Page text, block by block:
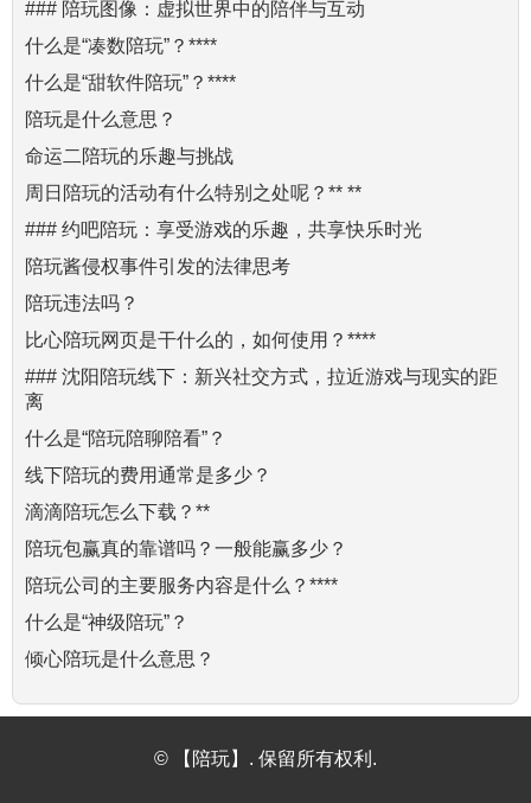
### 陪玩图像：虚拟世界中的陪伴与互动
什么是“凑数陪玩”？****
什么是“甜软件陪玩”？****
陪玩是什么意思？
命运二陪玩的乐趣与挑战
周日陪玩的活动有什么特别之处呢？** **
### 约吧陪玩：享受游戏的乐趣，共享快乐时光
陪玩酱侵权事件引发的法律思考
陪玩违法吗？
比心陪玩网页是干什么的，如何使用？****
### 沈阳陪玩线下：新兴社交方式，拉近游戏与现实的距
离
什么是“陪玩陪聊陪看”？
线下陪玩的费用通常是多少？
滴滴陪玩怎么下载？**
陪玩包赢真的靠谱吗？一般能赢多少？
陪玩公司的主要服务内容是什么？****
什么是“神级陪玩”？
倾心陪玩是什么意思？
© 【陪玩】. 保留所有权利.